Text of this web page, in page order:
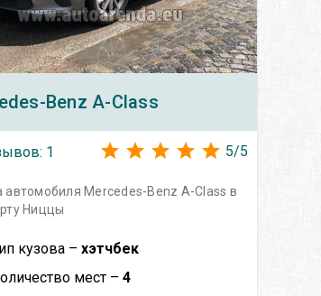
Benz A-Class
1 5/5
автомобиля Mercedes-Benz A-Class в
Ниццы
кузова – хэтчбек
мест – 4